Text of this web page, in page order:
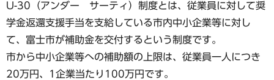
U-30（アンダー サーティ）制度とは、従業員に対して奨
学金返還支援手当を支給している市内中小企業等に対し
て、富士市が補助金を交付するという制度です。
市から中小企業等への補助額の上限は、従業員一人につき
20万円、1企業当たり100万円です。